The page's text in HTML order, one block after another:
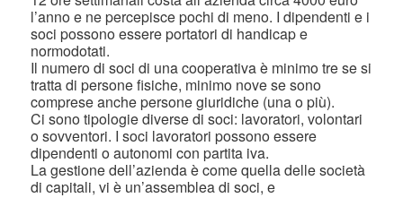
l’anno e ne percepisce pochi di meno. I dipendenti e i
soci possono essere portatori di handicap e
normodotati.
Il numero di soci di una cooperativa è minimo tre se si
tratta di persone fisiche, minimo nove se sono
comprese anche persone giuridiche (una o più).
Ci sono tipologie diverse di soci: lavoratori, volontari
o sovventori. I soci lavoratori possono essere
dipendenti o autonomi con partita iva.
La gestione dell’azienda è come quella delle società
di capitali, vi è un’assemblea di soci, e